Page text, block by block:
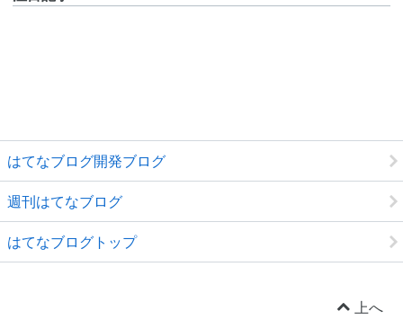
はてなブログ開発ブログ
週刊はてなブログ
はてなブログトップ
上へ